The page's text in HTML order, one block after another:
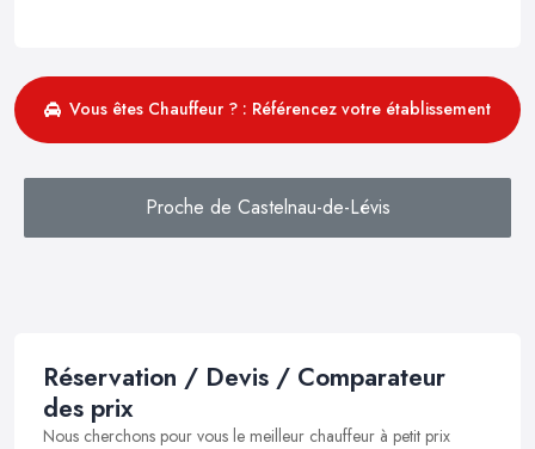
Vous êtes Chauffeur ? : Référencez votre établissement
Proche de Castelnau-de-Lévis
Réservation / Devis / Comparateur
des prix
Nous cherchons pour vous le meilleur chauffeur à petit prix